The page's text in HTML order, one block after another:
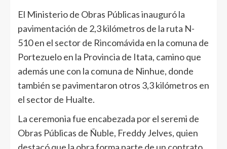
El Ministerio de Obras Públicas inauguró la
pavimentación de 2,3 kilómetros de la ruta N-
510 en el sector de Rincomávida en la comuna de
Portezuelo en la Provincia de Itata, camino que
además une con la comuna de Ninhue, donde
también se pavimentaron otros 3,3 kilómetros en
el sector de Hualte.
La ceremonia fue encabezada por el seremi de
Obras Públicas de Ñuble, Freddy Jelves, quien